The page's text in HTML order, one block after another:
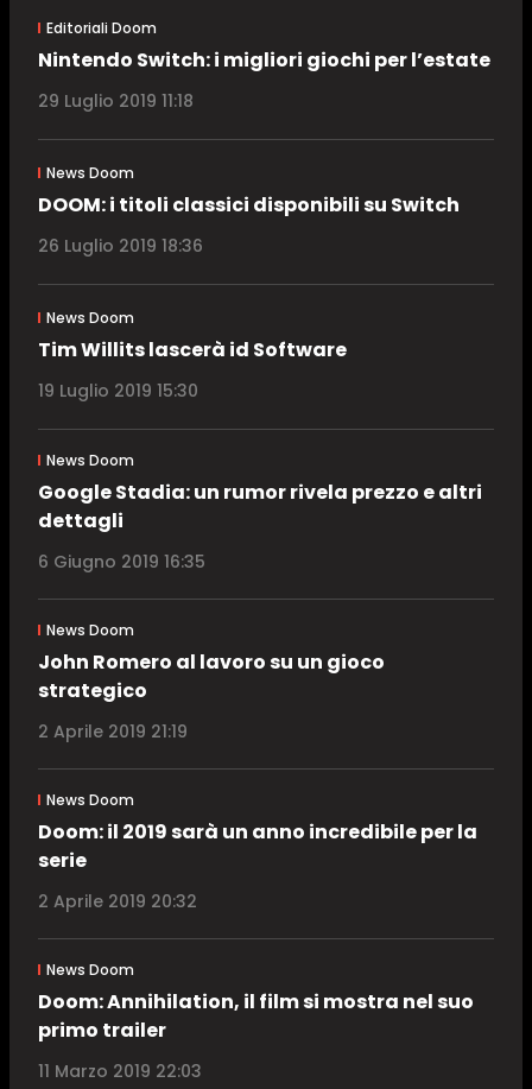
Editoriali Doom
Nintendo Switch: i migliori giochi per l’estate
29 Luglio 2019 11:18
News Doom
DOOM: i titoli classici disponibili su Switch
26 Luglio 2019 18:36
News Doom
Tim Willits lascerà id Software
19 Luglio 2019 15:30
News Doom
Google Stadia: un rumor rivela prezzo e altri
dettagli
6 Giugno 2019 16:35
News Doom
John Romero al lavoro su un gioco
strategico
2 Aprile 2019 21:19
News Doom
Doom: il 2019 sarà un anno incredibile per la
serie
2 Aprile 2019 20:32
News Doom
Doom: Annihilation, il film si mostra nel suo
primo trailer
11 Marzo 2019 22:03